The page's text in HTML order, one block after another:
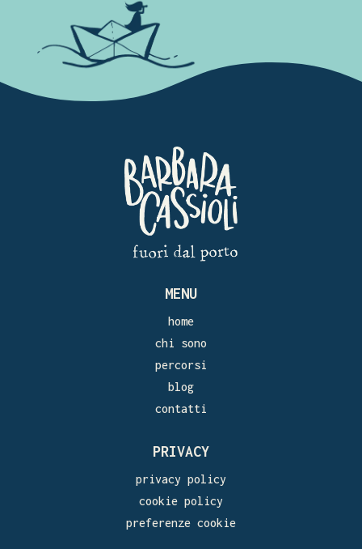
MENU
home
chi sono
percorsi
blog
contatti
PRIVACY
privacy policy
cookie policy
preferenze cookie